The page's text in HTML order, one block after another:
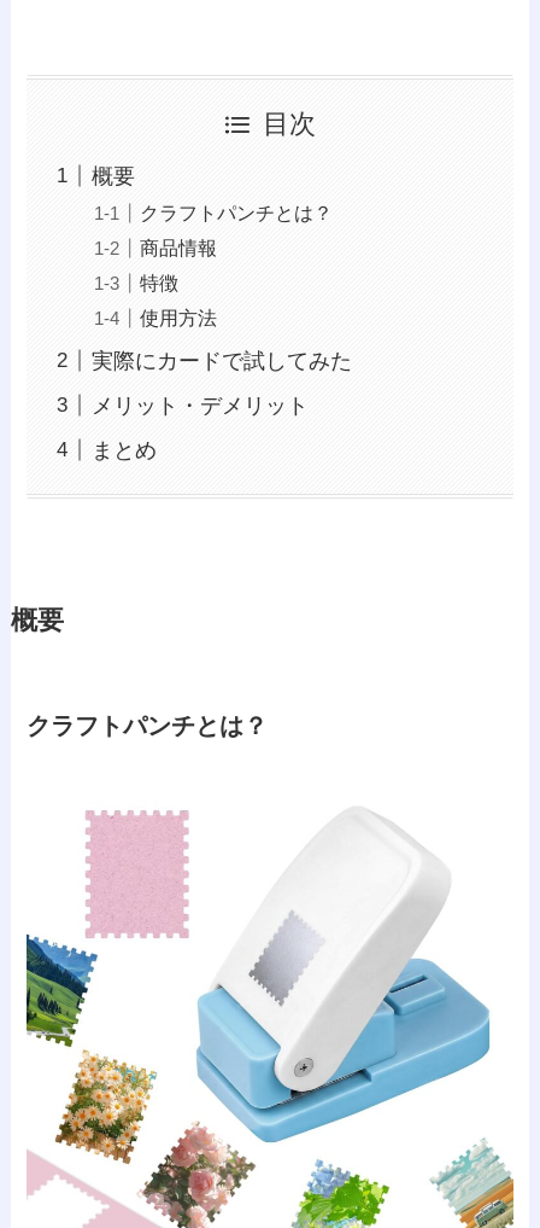
目次
概要
クラフトパンチとは？
商品情報
特徴
使用方法
実際にカードで試してみた
メリット・デメリット
まとめ
概要
クラフトパンチとは？